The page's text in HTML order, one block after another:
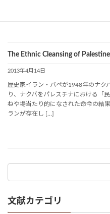
The Ethnic Cleansing of Palestine
2013年4月14日
歴史家イラン・パペが1948年のナク
り、ナクバをパレスチナにおける「
ねや場当たり的になされた命令の結
ランが存在し […]
文献カテゴリ